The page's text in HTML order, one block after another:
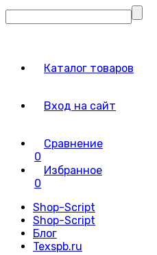
Каталог товаров
Вход на сайт
Сравнение
0
Избранное
0
Shop-Script
Shop-Script
Блог
Texspb.ru